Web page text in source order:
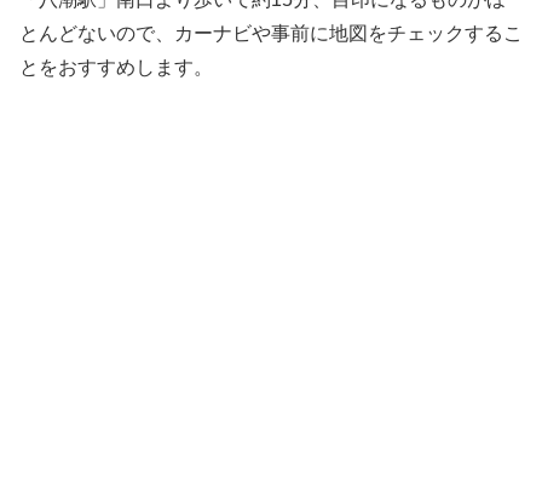
とんどないので、カーナビや事前に地図をチェックするこ
とをおすすめします。